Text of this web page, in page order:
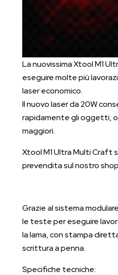
La nuovissima Xtool M1
eseguire molte più
laser economico.
Il nuovo laser da 20W
rapidamente gli oggetti,
maggiori.
Xtool M1 Ultra Multi Craft
prevendita sul nostro
Grazie al sistema
le teste per eseguire
la lama, con stampa
scrittura a penna.
Specifiche tecniche: